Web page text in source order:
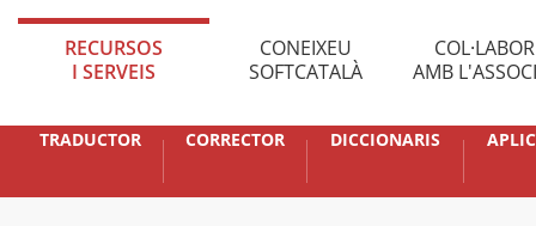
RECURSOS
I SERVEIS
CONEIXEU
SOFTCATALÀ
AMB
TRADUCTOR CORRECTOR DICCIONARIS